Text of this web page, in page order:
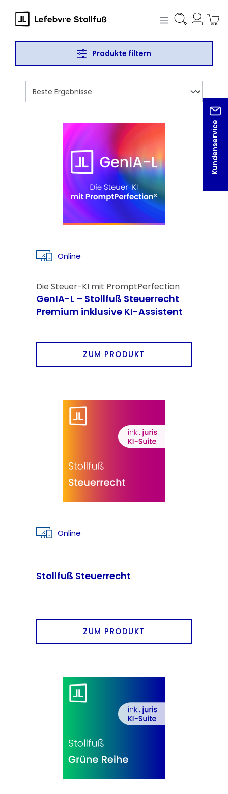
springen
Kundenservice
Produkte filtern
Online
Die Steuer-KI mit PromptPerfection
GenIA-L – Stollfuß Steuerrecht
Premium inklusive KI-Assistent
ZUM PRODUKT
Online
Stollfuß Steuerrecht
ZUM PRODUKT